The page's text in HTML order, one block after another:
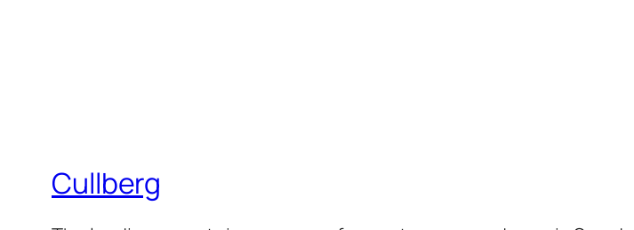
Cullberg